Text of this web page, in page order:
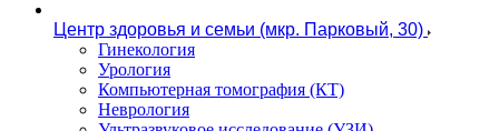
Центр здоровья и семьи (мкр. Парковый, 30)
Гинекология
Урология
Компьютерная томография (КТ)
Неврология